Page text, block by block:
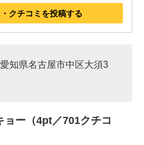
クチコミを投稿する
知県名古屋市中区大須3
ョー（4pt／701クチコ